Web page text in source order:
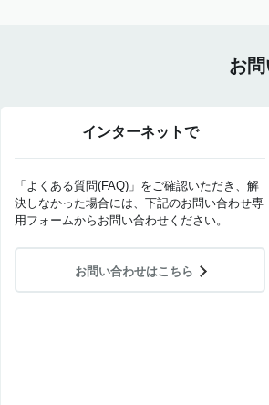
お
インターネットで
「よくある質問(FAQ)」をご確認いただき、解
決しなかった場合には、下記のお問い合わせ専
用フォームからお問い合わせください。
お問い合わせはこちら